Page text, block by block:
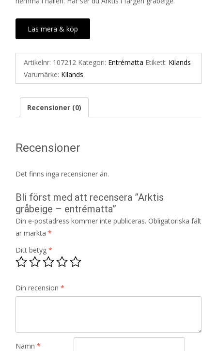
Läs mera & köp
Artikelnr: 107212 Kategori: Entrématta Etikett: Kilands
Varumärke: Kilands
Recensioner (0)
Recensioner
Det finns inga recensioner än.
Bli först med att recensera ”Arktis
gråbeige – entrématta”
Din e-postadress kommer inte publiceras. Obligatoriska fält
är märkta *
Ditt betyg *
Din recension *
Namn *